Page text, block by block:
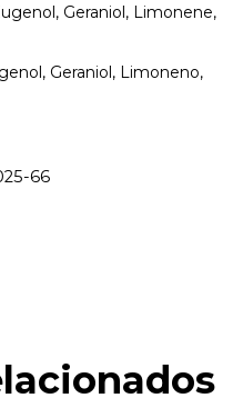
Geraniol, Limonene,
Geraniol, Limoneno,
66